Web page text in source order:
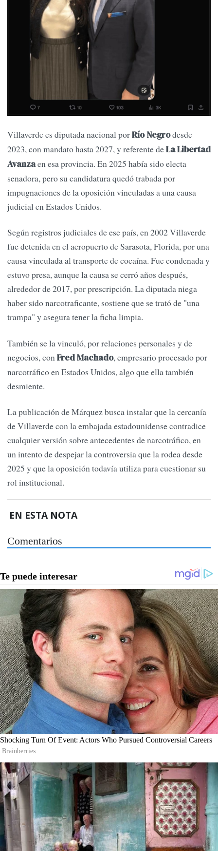
Villaverde es diputada nacional porRío Negrodesde
2023, con mandato hasta 2027, y referente deLa Libertad
Avanzaen esa provincia. En 2025 había sido electa
senadora, pero su candidatura quedó trabada por
impugnaciones de la oposición vinculadas a una causa
judicial en Estados Unidos.
Según registros judiciales de ese país, en 2002 Villaverde
fue detenida en el aeropuerto de Sarasota, Florida, por una
causa vinculada al transporte de cocaína. Fue condenada y
estuvo presa, aunque la causa se cerró años después,
alrededor de 2017, por prescripción. La diputada niega
haber sido narcotraficante, sostiene que se trató de "una
trampa" y asegura tener la ficha limpia.
También se la vinculó, por relaciones personales y de
negocios, conFred Machado, empresario procesado por
narcotráfico en Estados Unidos, algo que ella también
desmiente.
La publicación de Márquez busca instalar que la cercanía
de Villaverde con la embajada estadounidense contradice
cualquier versión sobre antecedentes de narcotráfico, en
un intento de despejar la controversia que la rodea desde
2025 y que la oposición todavía utiliza para cuestionar su
rol institucional.
EN ESTA NOTA
Comentarios